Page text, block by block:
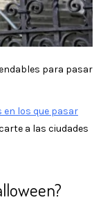
para pasar
en los que pasar
a las ciudades